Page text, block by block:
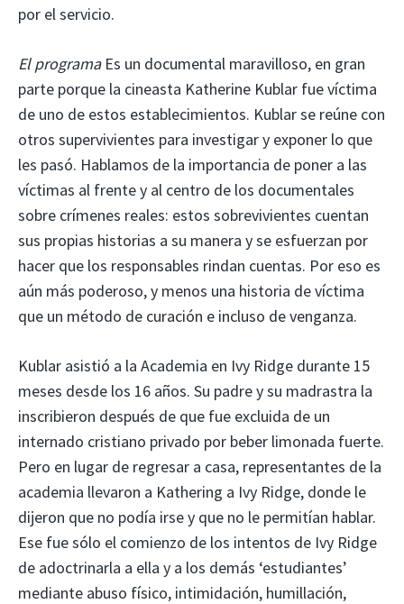
por el servicio.
El programaEs un documental maravilloso, en gran
parte porque la cineasta Katherine Kublar fue víctima
de uno de estos establecimientos. Kublar se reúne con
otros supervivientes para investigar y exponer lo que
les pasó. Hablamos de la importancia de poner a las
víctimas al frente y al centro de los documentales
sobre crímenes reales: estos sobrevivientes cuentan
sus propias historias a su manera y se esfuerzan por
hacer que los responsables rindan cuentas. Por eso es
aún más poderoso, y menos una historia de víctima
que un método de curación e incluso de venganza.
Kublar asistió a la Academia en Ivy Ridge durante 15
meses desde los 16 años. Su padre y su madrastra la
inscribieron después de que fue excluida de un
internado cristiano privado por beber limonada fuerte.
Pero en lugar de regresar a casa, representantes de la
academia llevaron a Kathering a Ivy Ridge, donde le
dijeron que no podía irse y que no le permitían hablar.
Ese fue sólo el comienzo de los intentos de Ivy Ridge
de adoctrinarla a ella y a los demás ‘estudiantes’
mediante abuso físico, intimidación, humillación,